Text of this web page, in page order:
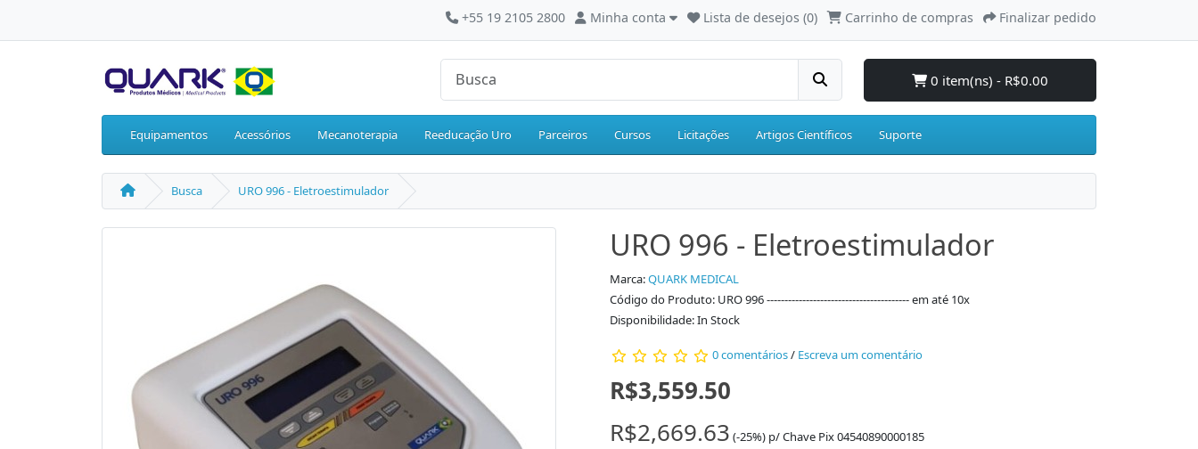
+55 19 2105 2800 Minha conta Lista de desejos (0) Carrinho de compras Finalizar pedido
0 item(ns) - R$0.00
Equipamentos Acessórios Mecanoterapia Reeducação Uro Parceiros Cursos Licitações Artigos Científicos Suporte
Busca URO 996 - Eletroestimulador
URO 996 - Eletroestimulador
Marca:QUARK MEDICAL
Código do Produto: URO 996 ---------------------------------------- em até 10x
Disponibilidade: In Stock
0 comentários/ Escreva um comentário
R$3,559.50
R$2,669.63 (-25%) p/Chave Pix 04540890000185